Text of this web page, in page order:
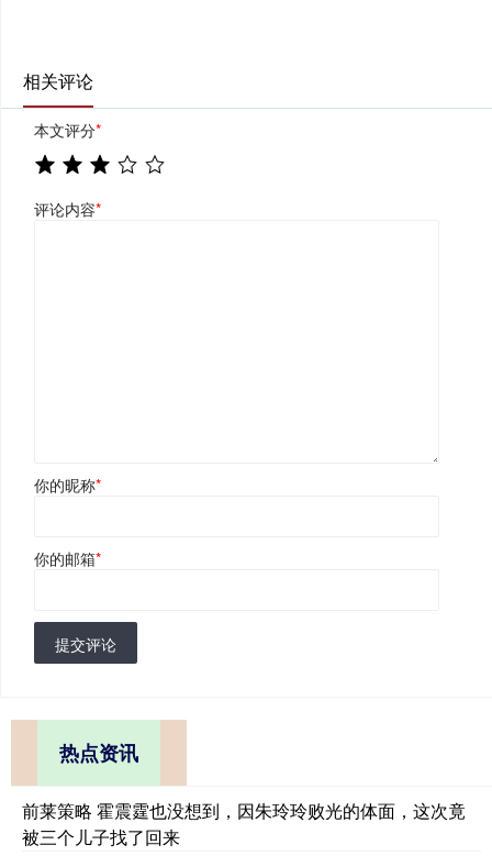
相关评论
本文评分*
评论内容*
你的昵称*
你的邮箱*
提交评论
热点资讯
前莱策略 霍震霆也没想到，因朱玲玲败光的体面，这次竟
被三个儿子找了回来